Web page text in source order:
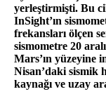
yerleştirmişti. Bu
InSight’ın
frekansları ölçen
sismometre 20
Mars’ın yüzeyine
Nisan’daki sismik
kaynağı ve uzay